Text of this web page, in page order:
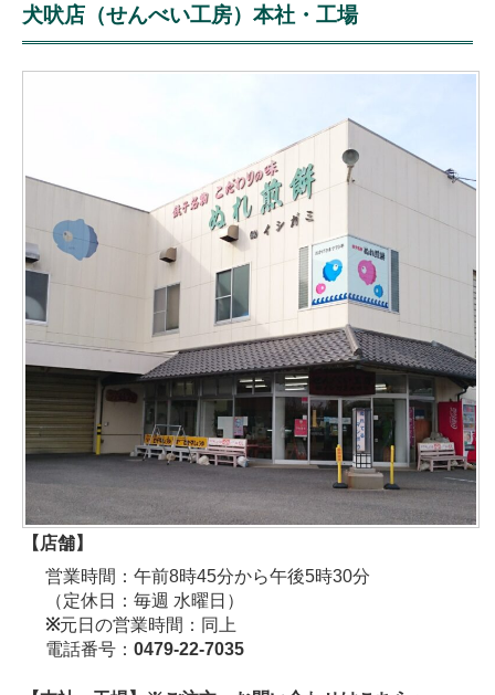
犬吠店（せんべい工房）本社・工場
【店舗】
営業時間：午前8時45分から午後5時30分
（定休日：毎週 水曜日）
※元日の営業時間：同上
電話番号： 0479-22-7035